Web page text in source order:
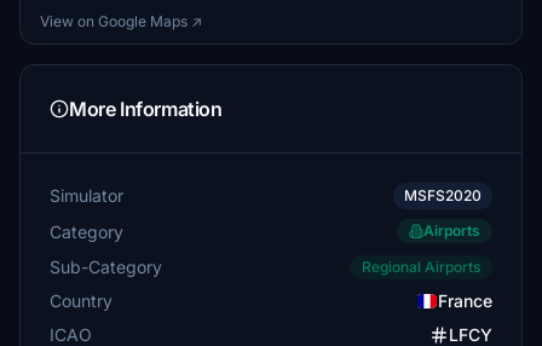
View on Google Maps ↗
More Information
Simulator MSFS2020
Category Airports
Sub-Category Regional Airports
Country
France
ICAO
LFCY